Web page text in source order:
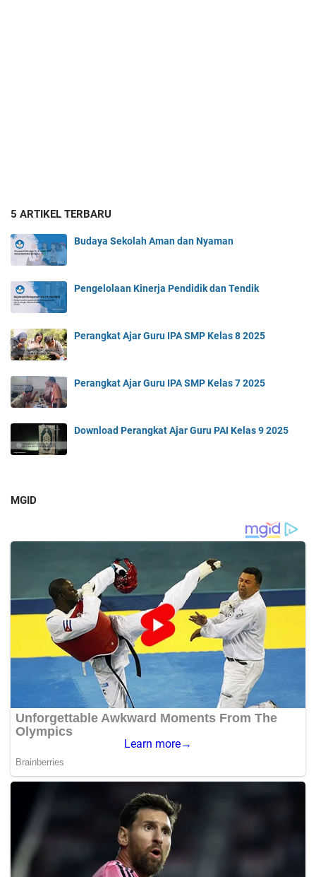
5 ARTIKEL TERBARU
Budaya Sekolah Aman dan Nyaman
Pengelolaan Kinerja Pendidik dan Tendik
Perangkat Ajar Guru IPA SMP Kelas 8 2025
Perangkat Ajar Guru IPA SMP Kelas 7 2025
Download Perangkat Ajar Guru PAI Kelas 9 2025
MGID